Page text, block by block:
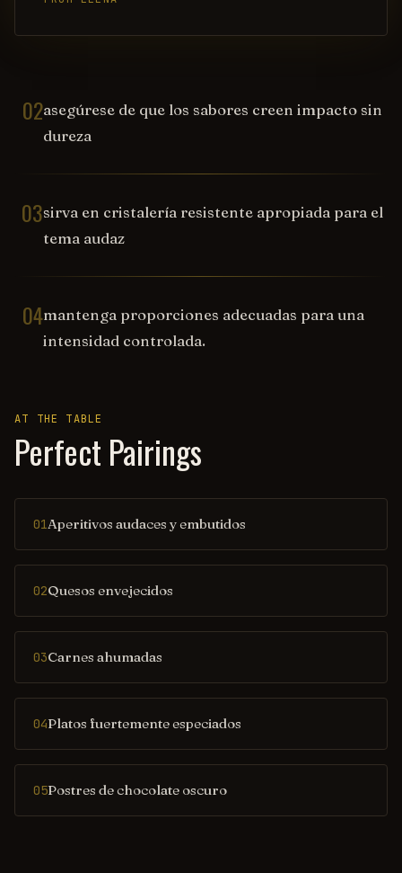
02asegúrese de que los sabores creen impacto sin
dureza
03sirva en cristalería resistente apropiada para el
tema audaz
04mantenga proporciones adecuadas para una
intensidad controlada.
AT THE TABLE
Perfect Pairings
01Aperitivos audaces y embutidos
02Quesos envejecidos
03Carnes ahumadas
04Platos fuertemente especiados
05Postres de chocolate oscuro